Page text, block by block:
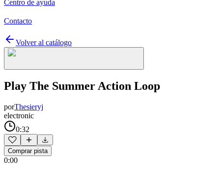
Centro de ayuda
Contacto
Volver al catálogo
Play The Summer Action Loop
porThesieryj
electronic
0:32
Comprar pista
0:00